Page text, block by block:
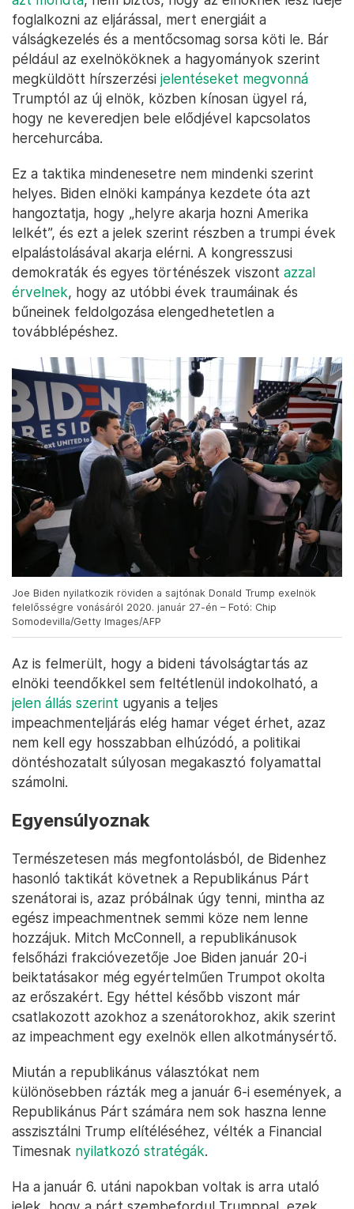
foglalkozni az eljárással, mert energiáit a
válságkezelés és a mentőcsomag sorsa köti le. Bár
például az exelnököknek a hagyományok szerint
megküldött hírszerzési jelentéseket megvonná
Trumptól az új elnök, közben kínosan ügyel rá,
hogy ne keveredjen bele elődjével kapcsolatos
hercehurcába.
Ez a taktika mindenesetre nem mindenki szerint
helyes. Biden elnöki kampánya kezdete óta azt
hangoztatja, hogy „helyre akarja hozni Amerika
lelkét”, és ezt a jelek szerint részben a trumpi évek
elpalástolásával akarja elérni. A kongresszusi
demokraták és egyes történészek viszont azzal
érvelnek, hogy az utóbbi évek traumáinak és
bűneinek feldolgozása elengedhetetlen a
továbblépéshez.
Joe Biden nyilatkozik röviden a sajtónak Donald Trump exelnök
felelősségre vonásáról 2020. január 27-én – Fotó: Chip
Somodevilla/Getty Images/AFP
Az is felmerült, hogy a bideni távolságtartás az
elnöki teendőkkel sem feltétlenül indokolható, a
jelen állás szerint ugyanis a teljes
impeachmenteljárás elég hamar véget érhet, azaz
nem kell egy hosszabban elhúzódó, a politikai
döntéshozatalt súlyosan megakasztó folyamattal
számolni.
Egyensúlyoznak
Természetesen más megfontolásból, de Bidenhez
hasonló taktikát követnek a Republikánus Párt
szenátorai is, azaz próbálnak úgy tenni, mintha az
egész impeachmentnek semmi köze nem lenne
hozzájuk. Mitch McConnell, a republikánusok
felsőházi frakcióvezetője Joe Biden január 20-i
beiktatásakor még egyértelműen Trumpot okolta
az erőszakért. Egy héttel később viszont már
csatlakozott azokhoz a szenátorokhoz, akik szerint
az impeachment egy exelnök ellen alkotmánysértő.
Miután a republikánus választókat nem
különösebben rázták meg a január 6-i események, a
Republikánus Párt számára nem sok haszna lenne
asszisztálni Trump elítéléséhez, vélték a Financial
Timesnak nyilatkozó stratégák.
Ha a január 6. utáni napokban voltak is arra utaló